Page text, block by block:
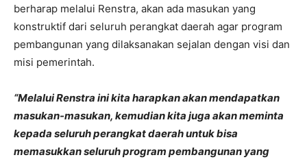
berharap melalui Renstra, akan ada masukan yang
konstruktif dari seluruh perangkat daerah agar program
pembangunan yang dilaksanakan sejalan dengan visi dan
misi pemerintah.
“Melalui Renstra ini kita harapkan akan mendapatkan
masukan-masukan, kemudian kita juga akan meminta
kepada seluruh perangkat daerah untuk bisa
memasukkan seluruh program pembangunan yang